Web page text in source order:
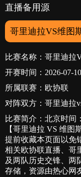
直播备用源
哥里迪拉VS维图
比赛名称：哥里迪拉
开赛时间：2026-07-
所属联赛： 欧协联
对阵双方：哥里迪拉
比赛简介：北京时间
【哥里迪拉 VS 维图
提前收藏本页面以免
相关欧协联直播、哥
及两队历史交锋、两
存储，资源由热心网